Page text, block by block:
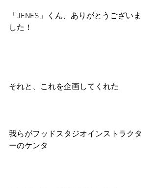
「JENES」くん、ありがとうございま
した！
それと、これを企画してくれた
我らがフッドスタジオインストラクタ
ーのケンタ